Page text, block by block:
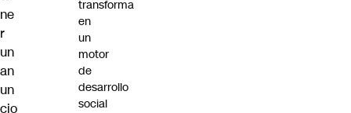
ne
r
un
an
un
cio
transforma
en
un
motor
de
desarrollo
social